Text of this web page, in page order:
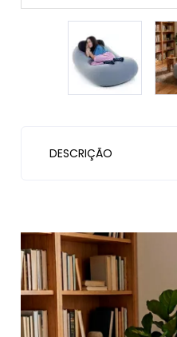
DESCRIÇÃO